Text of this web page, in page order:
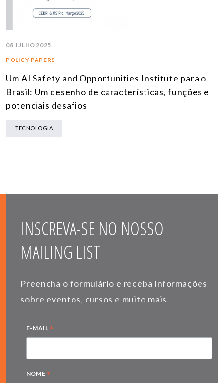
08 JULHO 2025
POLICY PAPERS
Um AI Safety and Opportunities Institute para o
Brasil: Um desenho de características, funções e
potenciais desafios
TECNOLOGIA
INSCREVA-SE NO NOSSO
MAILING LIST
Preencha o formulário e receba informações
sobre eventos, cursos e muito mais.
E-MAIL *
NOME *